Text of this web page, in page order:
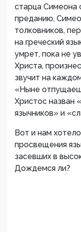
старца Симеона
преданию,
толковников,
на греческий
умрет, пока не
Христа,
звучит на
«Ныне
Христос
язычников» и
Вот и нам
просвещения
засевших в
Дождемся ли?